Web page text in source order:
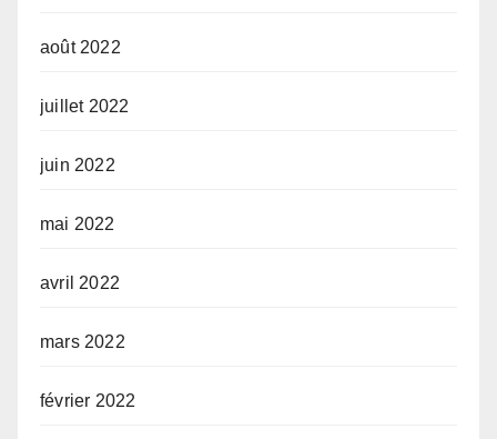
août 2022
juillet 2022
juin 2022
mai 2022
avril 2022
mars 2022
février 2022